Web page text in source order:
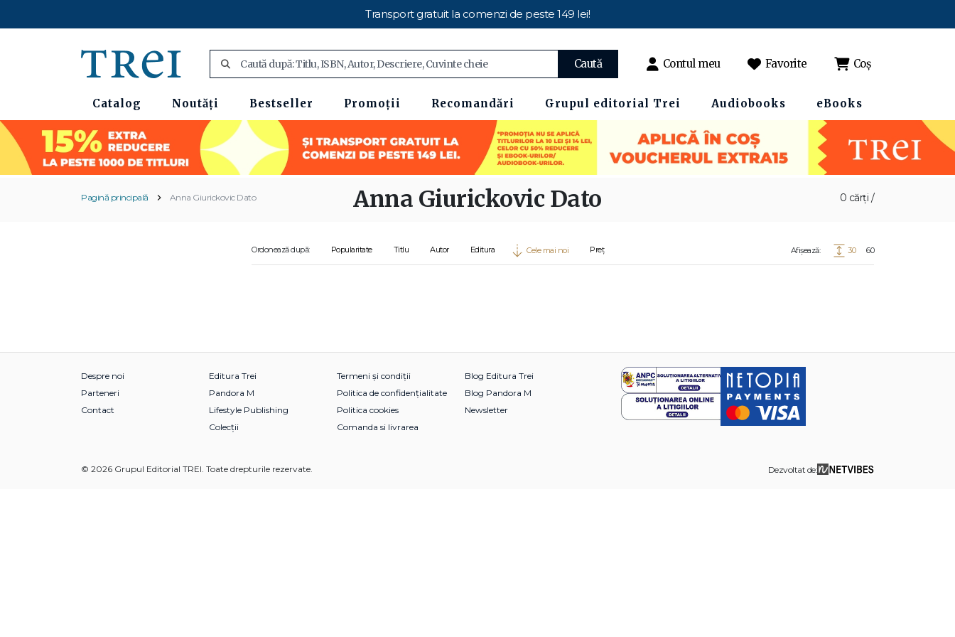
Transport gratuit la comenzi de peste 149 lei!
Caută Contul meu Favorite Coș
Catalog Noutăți Bestseller Promoții Recomandări Grupul editorial Trei Audiobooks eBooks
Pagină principală Anna Giurickovic Dato 0 cărți /
Anna Giurickovic Dato
Ordonează după: Popularitate Titlu Autor Editura Cele mai noi Preț Afișează: 30 60
Despre noi
Parteneri
Contact
Editura Trei
Pandora M
Lifestyle Publishing
Colecții
Termeni și condiții
Politica de confidențialitate
Politica cookies
Comanda si livrarea
Blog Editura Trei
Blog Pandora M
Newsletter
© 2026 Grupul Editorial TREI. Toate drepturile rezervate. Dezvoltat de: